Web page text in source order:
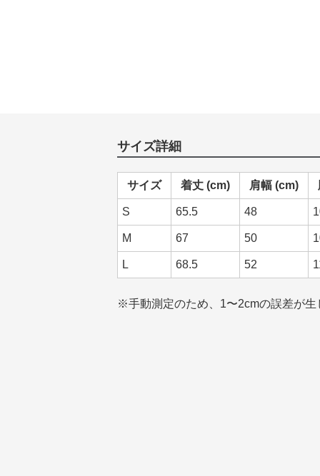
サイズ詳細
サイズ 着丈 (cm) 肩幅 (cm)
S 65.5 48
M 67 50
L 68.5 52
※手動測定のため、1〜2cmの誤差が生